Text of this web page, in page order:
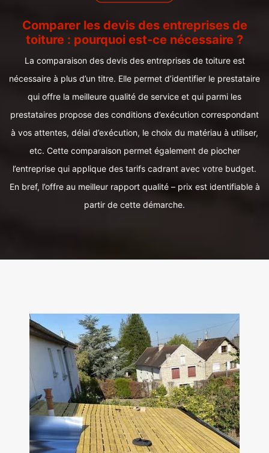
Comparer les devis des entreprises de
toiture : pourquoi est-ce nécessaire ?
La comparaison des devis des entreprises de toiture est
nécessaire à plus d’un titre. Elle permet d’identifier le prestataire
qui offre la meilleure qualité de service et qui parmi les
prestataires propose des conditions d’exécution correspondant
à vos attentes, délai d’exécution, le choix du matériau à utiliser,
etc. Cette comparaison permet également de piocher
l’entreprise qui applique des tarifs cadrant avec votre budget.
En bref, l’offre au meilleur rapport qualité – prix est identifiable à
partir de cette démarche.